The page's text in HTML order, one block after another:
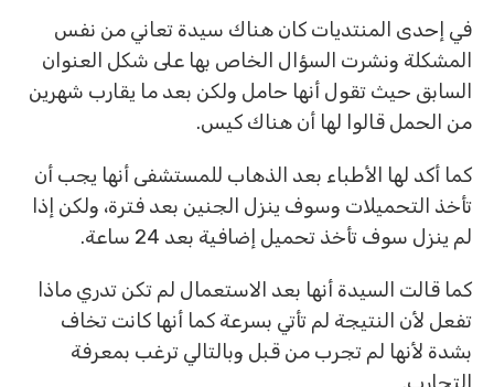
في إحدى المنتديات كان هناك سيدة تعاني من نفس
المشكلة ونشرت السؤال الخاص بها على شكل العنوان
السابق حيث تقول أنها حامل ولكن بعد ما يقارب شهرين
من الحمل قالوا لها أن هناك كيس.
كما أكد لها الأطباء بعد الذهاب للمستشفى أنها يجب أن
تأخذ التحميلات وسوف ينزل الجنين بعد فترة، ولكن إذا
لم ينزل سوف تأخذ تحميل إضافية بعد 24 ساعة.
كما قالت السيدة أنها بعد الاستعمال لم تكن تدري ماذا
تفعل لأن النتيجة لم تأتي بسرعة كما أنها كانت تخاف
بشدة لأنها لم تجرب من قبل وبالتالي ترغب بمعرفة